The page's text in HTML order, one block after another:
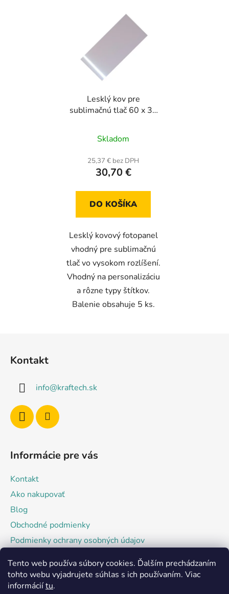
Tento web používa súbory cookies. Ďalším prechádzaním
tohto webu vyjadrujete súhlas s ich používaním. Viac
informáciítu.
Lesklý kov pre
sublimačnú tlač 60 x 30
kusov)
Skladom
25,37 € bez DPH
30,70 €
DO KOŠÍKA
Lesklý kovový fotopanel
vhodný pre sublimačnú
tlač vo vysokom rozlíšení.
Vhodný na personalizáciu
a rôzne typy štítkov.
Balenie obsahuje 5 ks.
Kontakt
info@kraftech.sk
Informácie pre vás
Kontakt
Ako nakupovať
Blog
Obchodné podmienky
Podmienky ochrany osobných údajov
Facebook